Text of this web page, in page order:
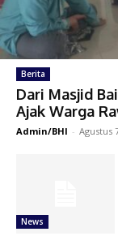
Berita
Dari Masjid
Ajak Warga
Admin/BHI - Agustus
News